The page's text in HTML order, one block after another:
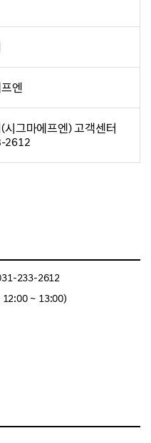
엔
시그마에프엔) 고객센터
2612
233-2612
~ 13:00)